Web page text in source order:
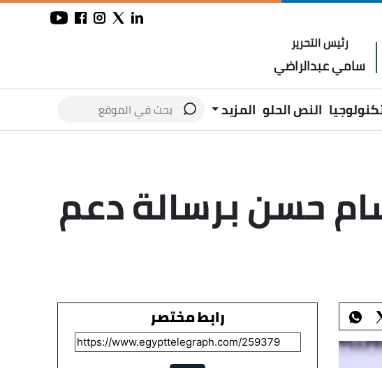
رئيس التحرير
سامي عبدالراضي
النص الحلو المزيد
حسن برسالة دعم
رابط مختصر